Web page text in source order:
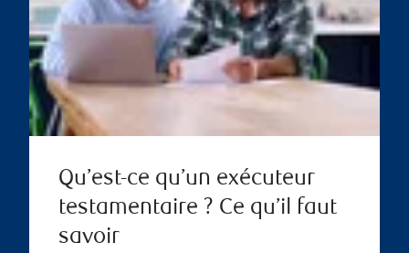
Qu’est-ce qu’un exécuteur
testamentaire ? Ce qu’il faut
savoir